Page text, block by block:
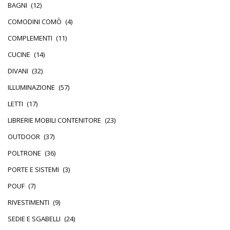
BAGNI (12)
COMODINI COMÒ (4)
COMPLEMENTI (11)
CUCINE (14)
DIVANI (32)
ILLUMINAZIONE (57)
LETTI (17)
LIBRERIE MOBILI CONTENITORE (23)
OUTDOOR (37)
POLTRONE (36)
PORTE E SISTEMI (3)
POUF (7)
RIVESTIMENTI (9)
SEDIE E SGABELLI (24)